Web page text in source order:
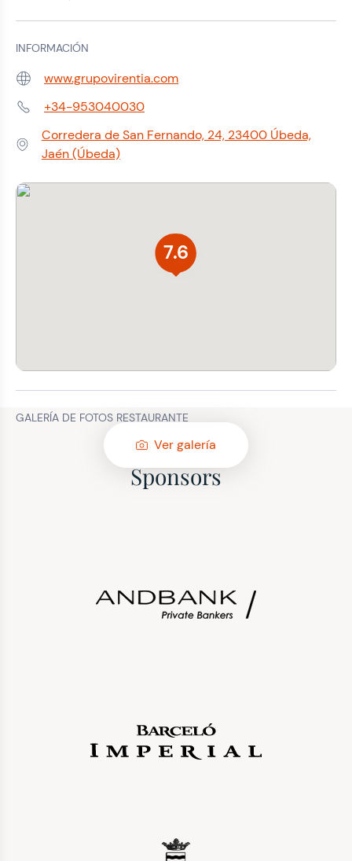
INFORMACIÓN
Web: www.grupovirentia.com
Teléfono:+34-953040030
Dirección:
Corredera de San Fernando, 24, 23400 Úbeda,
Jaén (Úbeda)
7.6
GALERÍA DE FOTOS RESTAURANTE
Ver galería
Sponsors